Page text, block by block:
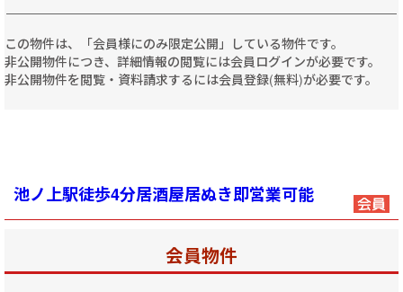
この物件は、「会員様にのみ限定公開」している物件です。
非公開物件につき、詳細情報の閲覧には会員ログインが必要です。
非公開物件を閲覧・資料請求するには会員登録(無料)が必要です。
池ノ上駅徒歩4分居酒屋居ぬき即営業可能
会員物件